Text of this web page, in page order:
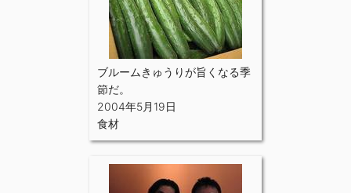
ブルームきゅうりが旨くなる季
節だ。
2004年5月19日
食材